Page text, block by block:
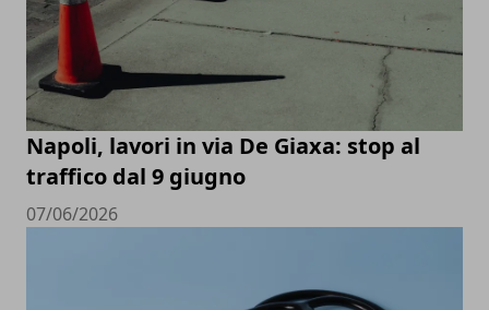
Napoli, lavori in via De Giaxa: stop al
traffico dal 9 giugno
07/06/2026